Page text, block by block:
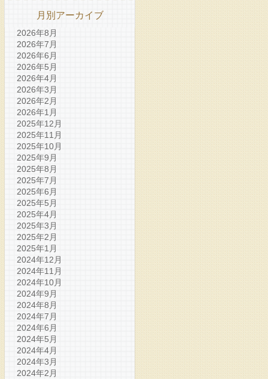
月別アーカイブ
2026年8月
2026年7月
2026年6月
2026年5月
2026年4月
2026年3月
2026年2月
2026年1月
2025年12月
2025年11月
2025年10月
2025年9月
2025年8月
2025年7月
2025年6月
2025年5月
2025年4月
2025年3月
2025年2月
2025年1月
2024年12月
2024年11月
2024年10月
2024年9月
2024年8月
2024年7月
2024年6月
2024年5月
2024年4月
2024年3月
2024年2月